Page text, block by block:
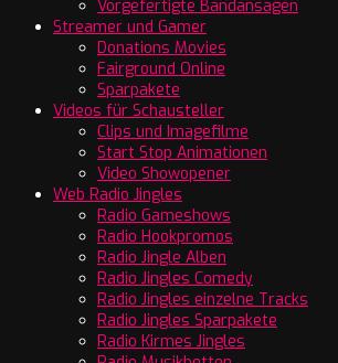
Vorgefertigte Bandansagen
Streamer und Gamer
Donations Movies
Fairground Online
Sparpakete
Videos für Schausteller
Clips und Imagefilme
Start Stop Animationen
Video Showopener
Web Radio Jingles
Radio Gameshows
Radio Hookpromos
Radio Jingle Alben
Radio Jingles Comedy
Radio Jingles einzelne Tracks
Radio Jingles Sparpakete
Radio Kirmes Jingles